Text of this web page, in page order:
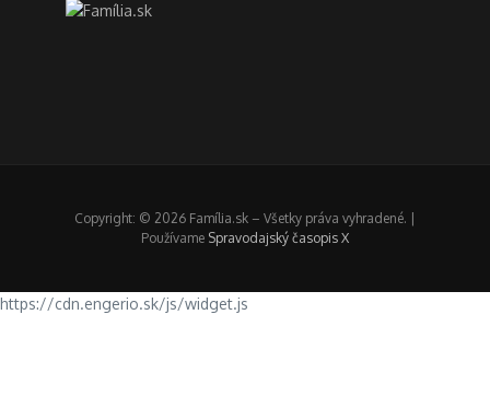
Copyright: © 2026 Família.sk – Všetky práva vyhradené. |
Používame Spravodajský časopis X
https://cdn.engerio.sk/js/widget.js